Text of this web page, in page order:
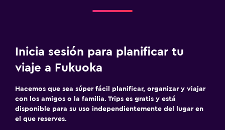
Inicia sesión para planificar tu
viaje a Fukuoka
Hacemos que sea súper fácil planificar, organizar y viajar
con los amigos o la familia. Trips es gratis y está
disponible para su uso independientemente del lugar en
el que reserves.